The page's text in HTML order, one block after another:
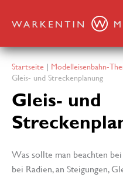
Inhalt
Startseite Modelleisenbahn-
Gleis- und Streckenplanung
Gleis- und
Was sollte man beachten
bei Radien, an Steigungen,